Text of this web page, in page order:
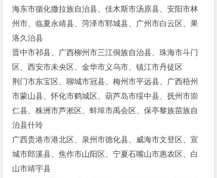
海东市循化撒拉族自治县、佳木斯市汤原县、安阳市林
州市、临夏永靖县、菏泽市郓城县、广州市白云区、果
洛久治县
晋中市祁县、广西柳州市三江侗族自治县、珠海市斗门
区、西安市未央区、金华市义乌市、镇江市丹徒区
荆门市东宝区、聊城市冠县、梅州市平远县、广西梧州
市蒙山县、怀化市鹤城区、葫芦岛市绥中县、抚州市崇
仁县、株洲市芦淞区、蚌埠市禹会区、保亭黎族苗族自
治县什玲
广西贵港市港北区、泉州市德化县、威海市文登区、宣
城市郎溪县、焦作市山阳区、宁夏石嘴山市惠农区、白
山市靖宇县